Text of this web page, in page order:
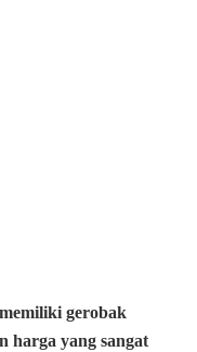
gerobak
harga yang sangat